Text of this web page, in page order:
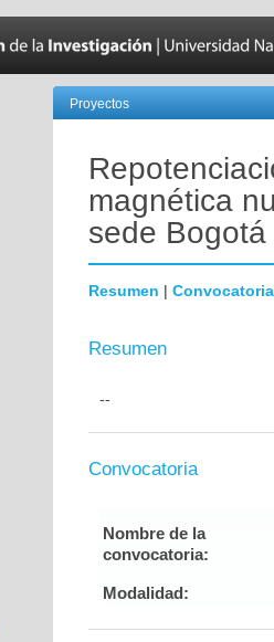
Proyectos
magnética
sede Bogotá
Resumen | Convocatoria
Resumen
--
Convocatoria
Nombre de la
convocatoria:
Modalidad: